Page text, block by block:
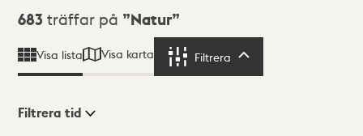
Sökresultat
683 träffar på Natur
Visa lista Visa karta Filtrera
Filtrera tid